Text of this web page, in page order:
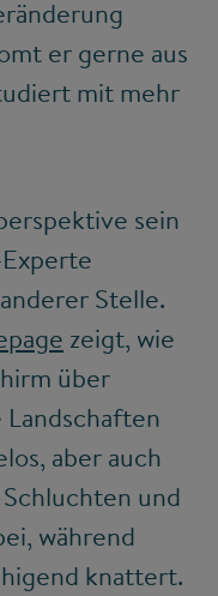
er gerne aus
mit mehr
sein
Stelle.
zeigt, wie
über
aber auch
und
während
knattert.